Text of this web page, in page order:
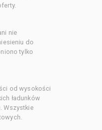
nie
do
tylko
od wysokości
ładunków
Wszystkie